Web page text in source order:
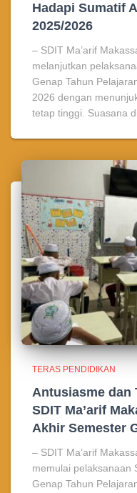
Hadapi Sumatif
2025/2026
– SDIT Ma’arif
melanjutkan
Genap Tahun
2026 dengan
tetap tinggi. Suasana
TERAS PENDIDIKAN
Antusiasme dan
SDIT Ma’arif
Akhir Semester
– SDIT Ma’arif
memulai pelaksanaan
Genap Tahun